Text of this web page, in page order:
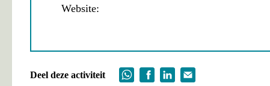
Website:
Deel deze activiteit